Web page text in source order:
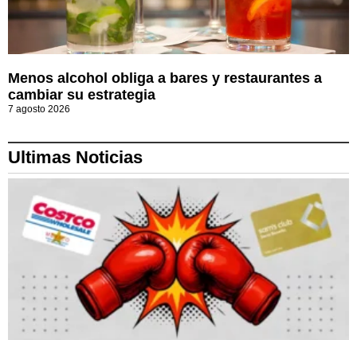
Menos alcohol obliga a bares y restaurantes a
cambiar su estrategia
7 agosto 2026
Ultimas Noticias